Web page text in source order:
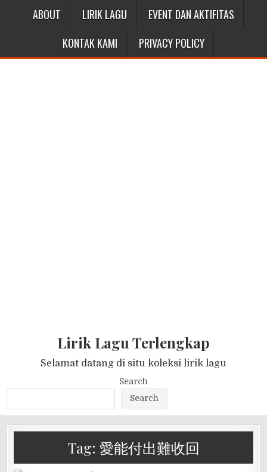
ABOUT LIRIK LAGU
EVENT DAN AKTIFITAS
KONTAK KAMI
PRIVACY POLICY
Lirik Lagu Terlengkap
Selamat datang di situ koleksi lirik lagu
Search
Search
Tag: 愛能付出難收回